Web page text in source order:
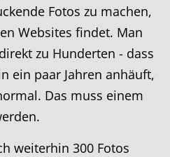
Fotos zu machen,
Websites findet. Man
zu Hunderten - dass
ein paar Jahren anhäuft,
Das muss einem
weiterhin 300 Fotos